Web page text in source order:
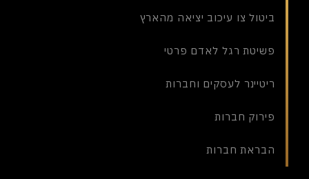
ביטול צו עיכוב יציאה מהארץ
פשיטת רגל לאדם פרטי
ריטיינר לעסקים וחברות
פירוק חברות
הבראת חברות